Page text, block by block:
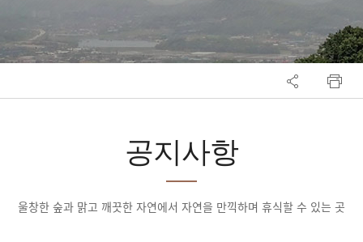
공지사항
울창한 숲과 맑고 깨끗한 자연에서 자연을 만끽하며 휴식할 수 있는 곳